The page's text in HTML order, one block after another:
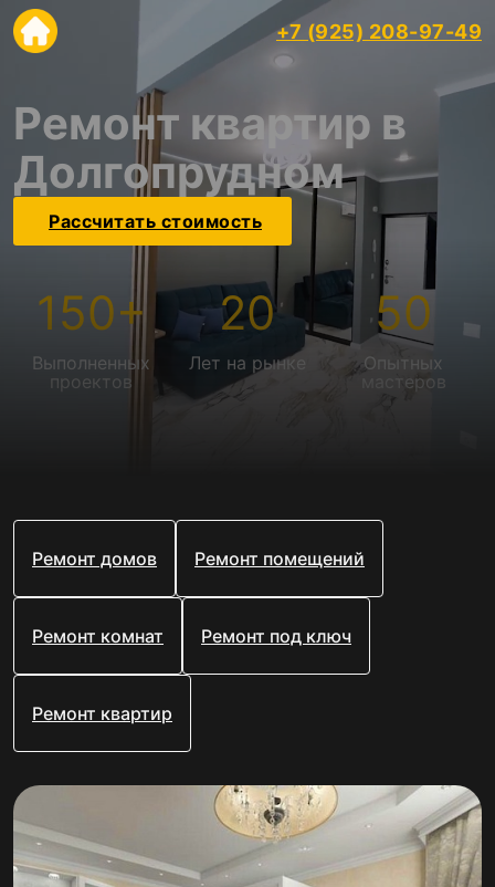
+7 (925) 208-97-49
Ремонт квартир в
Долгопрудном
Рассчитать стоимость
150+
Выполненных
проектов
20
Лет на рынке
50
Опытных
мастеров
Ремонт домов Ремонт помещений
Ремонт комнат Ремонт под ключ
Ремонт квартир